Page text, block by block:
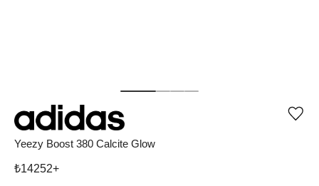
Yeezy Boost 380 Calcite Glow
₺14252+